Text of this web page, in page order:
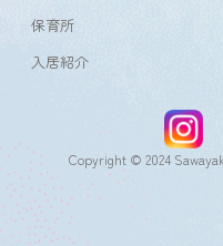
保育所
入居紹介
Copyright © 2024